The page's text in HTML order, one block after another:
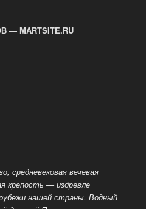
MARTSITE.RU
средневековая вечевая
крепость — издревле
нашей страны. Водный